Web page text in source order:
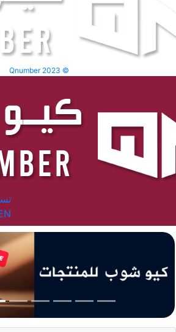
Qnumber 2023 ©